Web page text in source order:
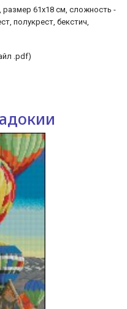
61х18 см, сложность -
полукрест, бекстич,
.pdf)